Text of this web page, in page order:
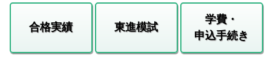
合格実績 東進模試
学費・
申込手続き